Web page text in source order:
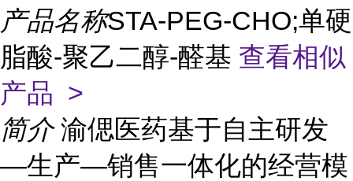
产品名称STA-PEG-CHO;单硬
脂酸-聚乙二醇-醛基 查看相似
产品 >
简介 渝偲医药基于自主研发
—生产—销售一体化的经营模